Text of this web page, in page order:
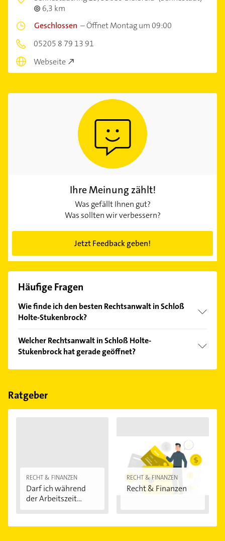
6,3 km
Geschlossen –Öffnet Montag um 09:00
05205 8 79 13 91
Webseite
Ihre Meinung zählt!
Was gefällt Ihnen gut?
Was sollten wir verbessern?
Jetzt Feedback geben!
Häufige Fragen
Wie finde ich den besten Rechtsanwalt in Schloß
Holte-Stukenbrock?
Kundenmeinungen und profitieren Sie von den
Empfehlungen. Die Suchergebnisse können Sie sich
einfach nachBewertungensortiert anzeigen lassen.
Welcher Rechtsanwalt in Schloß Holte-
Stukenbrock hat gerade geöffnet?
Im Anbieter-Bereich finden Sie alleÖffnungszeiten.
Feiertagen abweichen können.
Ratgeber
RECHT & FINANZEN
Darf ich während
der Arbeitszeit...
RECHT & FINANZEN
Recht & Finanzen